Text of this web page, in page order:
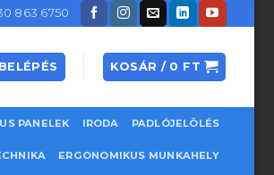
863 6750
BELÉPÉS KOSÁR / 0 FT
PANELEK IRODA PADLÓJELÖLÉS
ERGONOMIKUS MUNKAHELY